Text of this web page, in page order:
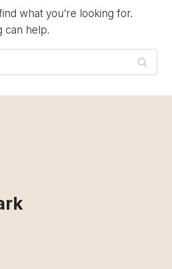
what you’re looking for.
can help.